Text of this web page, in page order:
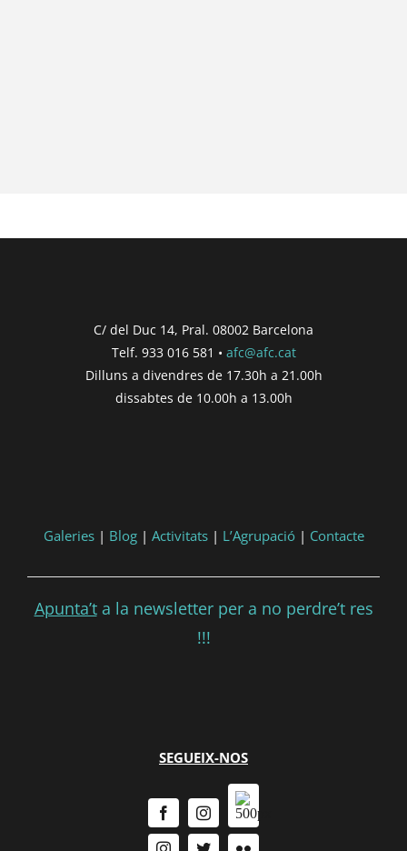
C/ del Duc 14, Pral. 08002 Barcelona
Telf. 933 016 581 • afc@afc.cat
Dilluns a divendres de 17.30h a 21.00h
dissabtes de 10.00h a 13.00h
Galeries| Blog| Activitats| L’Agrupació| Contacte
Apunta’ta la newsletter per a no perdre’t res
!!!
SEGUEIX-NOS